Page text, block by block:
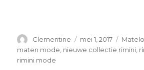
Auteur
Clementine
Geplaatst
op
mei 1, 2017
maten mode nieuwe collectie rimini
rimini mode